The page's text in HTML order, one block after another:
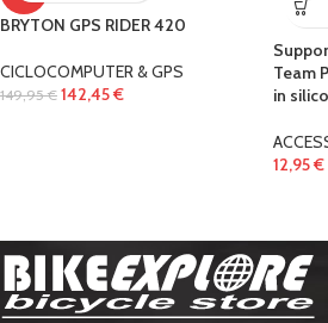
BRYTON GPS RIDER 420
CICLOCOMPUTER & GPS
149,95€ 142,45€
Team
in
12,95€